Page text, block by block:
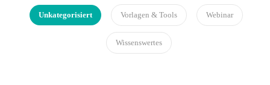
Unkategorisiert Vorlagen & Tools Webinar
Wissenswertes